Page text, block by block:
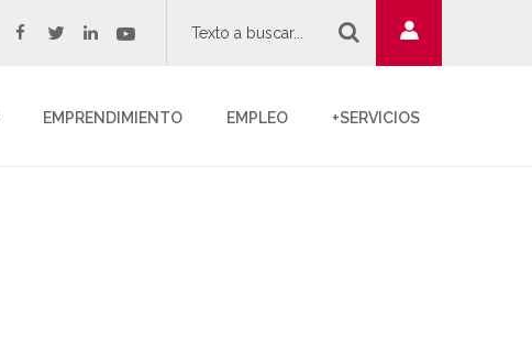
facebook
twitterlinkedinyoutube
EMPRENDIMIENTO EMPLEO +SERVICIOS